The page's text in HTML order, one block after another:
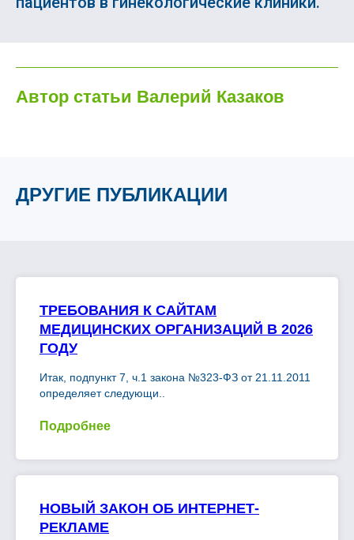
Автор статьи Валерий Казаков
ДРУГИЕ ПУБЛИКАЦИИ
ТРЕБОВАНИЯ К САЙТАМ
МЕДИЦИНСКИХ ОРГАНИЗАЦИЙ В 2026
ГОДУ
Итак, подпункт 7, ч.1 закона №323-ФЗ от 21.11.2011
определяет следующи..
Подробнее
НОВЫЙ ЗАКОН ОБ ИНТЕРНЕТ-
РЕКЛАМЕ